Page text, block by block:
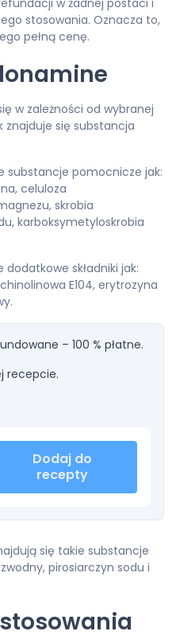
w żadnej postaci i
stosowania. Oznacza to,
pełną cenę.
w zależności od wybranej
znajduje się substancja
substancje pomocnicze jak:
celuloza
skrobia
karboksymetyloskrobia
dodatkowe składniki jak:
E104, erytrozyna
– 100 % płatne.
recepcie.
Dodaj do
recepty
się takie substancje
pirosiarczyn sodu i